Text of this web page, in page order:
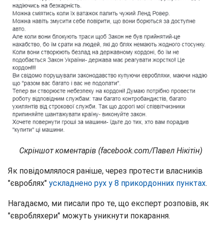
Скріншот коментарів (facebook.com/Павел Нікітін)
Як повідомлялося раніше, через протести власників
"євроблях" ускладнено рух у 8 прикордонних пунктах.
Нагадаємо, ми писали про те, що експерт розповів, як
"євробляхери" можуть уникнути покарання.